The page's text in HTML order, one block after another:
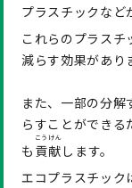
プラスチックなど
これらのプラスチ
減らす効果があり
また、一部の分
らすことができ
も 貢献
こうけん
します。
エコプラスチック